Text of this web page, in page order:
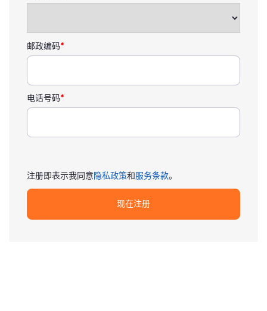
邮政编码*
电话号码*
注册即表示我同意 隐私政策和 服务条款。
现在注册